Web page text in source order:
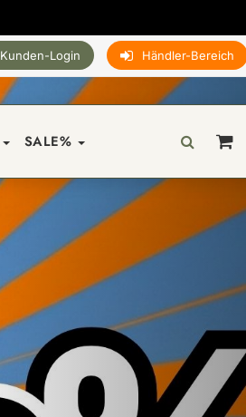
Kunden-Login Händler-Bereich
SALE%